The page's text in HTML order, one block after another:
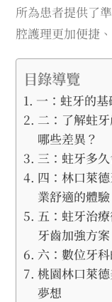
所為患者提供了
腔護理更加便捷
目錄導覽
一：蛀牙的
二：了解蛀
哪些差異？
三：蛀牙多
四：林口萊
業舒適的體驗
五：蛀牙治
牙齒加強方案
六：數位牙
桃園林口萊
夢想